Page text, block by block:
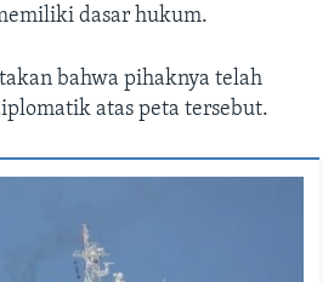
dasar hukum.
bahwa pihaknya telah
atas peta tersebut.